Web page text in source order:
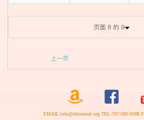
页面 8 的 9
上一页
EMAIL:info@chinasoul.org TEL:707-585-9588